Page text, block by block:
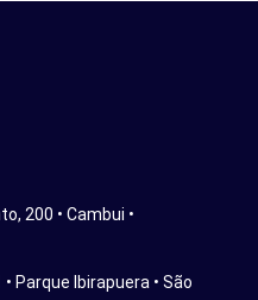
200 • Cambui •
Parque Ibirapuera • São